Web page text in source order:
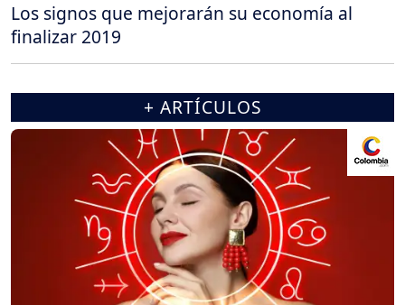
Los signos que mejorarán su economía al
finalizar 2019
+ ARTÍCULOS